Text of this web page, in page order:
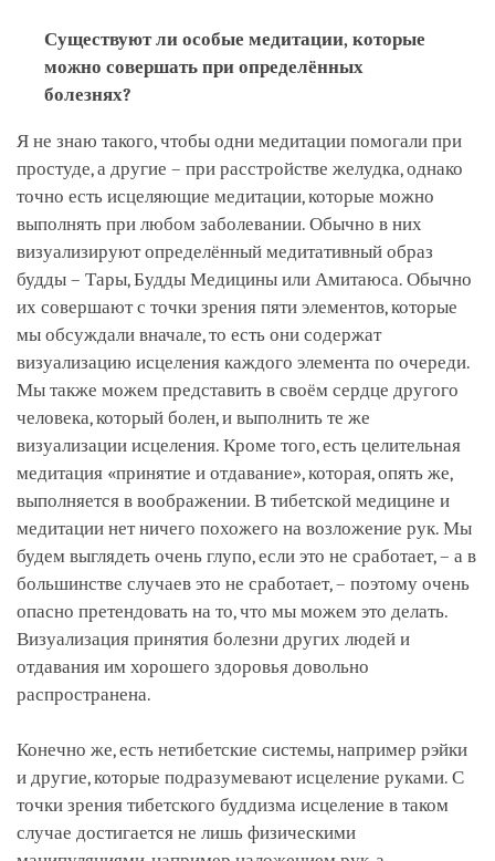
Существуют ли особые медитации, которые
можно совершать при определённых
болезнях?
Я не знаю такого, чтобы одни медитации помогали при
простуде, а другие – при расстройстве желудка, однако
точно есть исцеляющие медитации, которые можно
выполнять при любом заболевании. Обычно в них
визуализируют определённый медитативный образ
будды – Тары, Будды Медицины или Амитаюса. Обычно
их совершают с точки зрения пяти элементов, которые
мы обсуждали вначале, то есть они содержат
визуализацию исцеления каждого элемента по очереди.
Мы также можем представить в своём сердце другого
человека, который болен, и выполнить те же
визуализации исцеления. Кроме того, есть целительная
медитация «принятие и отдавание», которая, опять же,
выполняется в воображении. В тибетской медицине и
медитации нет ничего похожего на возложение рук. Мы
будем выглядеть очень глупо, если это не сработает, – а в
большинстве случаев это не сработает, – поэтому очень
опасно претендовать на то, что мы можем это делать.
Визуализация принятия болезни других людей и
отдавания им хорошего здоровья довольно
распространена.
Конечно же, есть нетибетские системы, например рэйки
и другие, которые подразумевают исцеление руками. С
точки зрения тибетского буддизма исцеление в таком
случае достигается не лишь физическими